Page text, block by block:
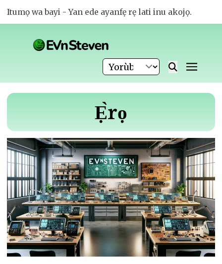
Itumọ wa bayi - Yan ede ayanfẹ rẹ lati inu akojọ.
Ẹ̀rọ